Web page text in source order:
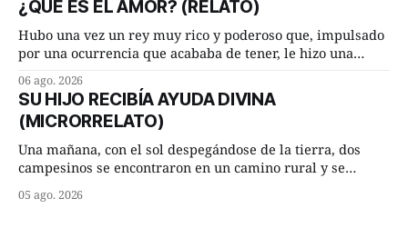
terminada su jornada laboral caminaba él hacía su mísera
morada cundo comenzó a llover
¿QUÉ ES EL AMOR? (RELATO)
Hubo una vez un rey muy rico y poderoso que, impulsado
por una ocurrencia que acababa de tener, le hizo una
Dime, hombre sabio, ¿qué es el amor según tú? Su
consejero, que era muy prudente y astuto le respondió de
inmediato:
06 ago. 2026
SU HIJO RECIBÍA AYUDA DIVINA
(MICRORRELATO)
Una mañana, con el sol despegándose de la tierra, dos
campesinos se encontraron en un camino rural y se
remolachas, Manuel? —quiso saber uno. —Eso acabo de
05 ago. 2026